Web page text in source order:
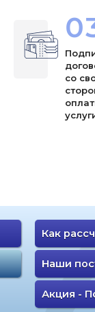
со
Как
Наши
Акция -